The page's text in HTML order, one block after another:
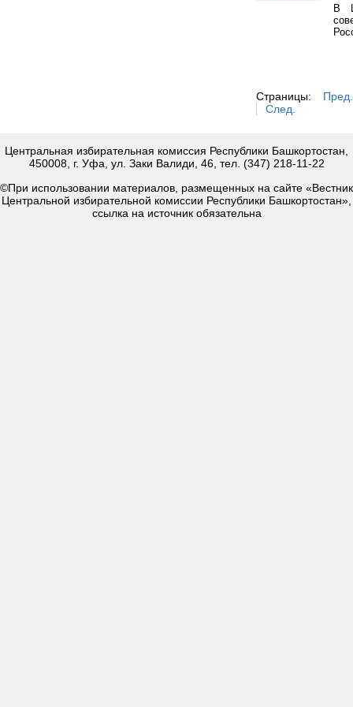
В
Страницы:
Пред.
След.
Центральная избирательная комиссия Республики Башкортостан,
450008, г. Уфа, ул. Заки Валиди, 46, тел. (347) 218-11-22
©При использовании материалов, размещенных на сайте «Вестник
Центральной избирательной комиссии Республики Башкортостан»,
ссылка на источник обязательна